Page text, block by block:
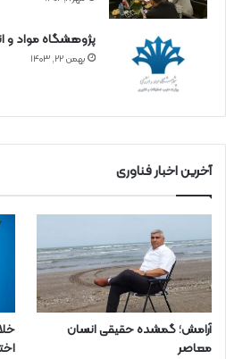
پژوهشگاه مواد و
بهمن ۲۲, ۱۴۰۳
آخرین اخبار فناوری
آرامش؛ گمشده حقیقی انسان
معاصر